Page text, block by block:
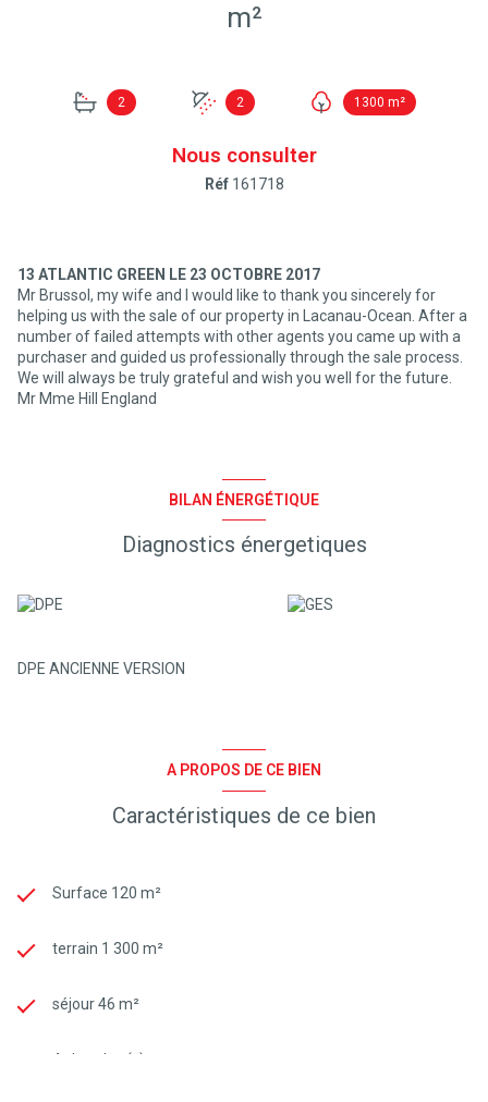
m²
2 2 1300 m²
Nous consulter
Réf 161718
13 ATLANTIC GREEN LE 23 OCTOBRE 2017
Mr Brussol, my wife and I would like to thank you sincerely for
helping us with the sale of our property in Lacanau-Ocean. After a
number of failed attempts with other agents you came up with a
purchaser and guided us professionally through the sale process.
We will always be truly grateful and wish you well for the future.
Mr Mme Hill England
BILAN ÉNERGÉTIQUE
Diagnostics énergetiques
DPE ANCIENNE VERSION
A PROPOS DE CE BIEN
Caractéristiques de ce bien
Surface 120 m²
terrain 1 300 m²
séjour 46 m²
4 chambre(s)